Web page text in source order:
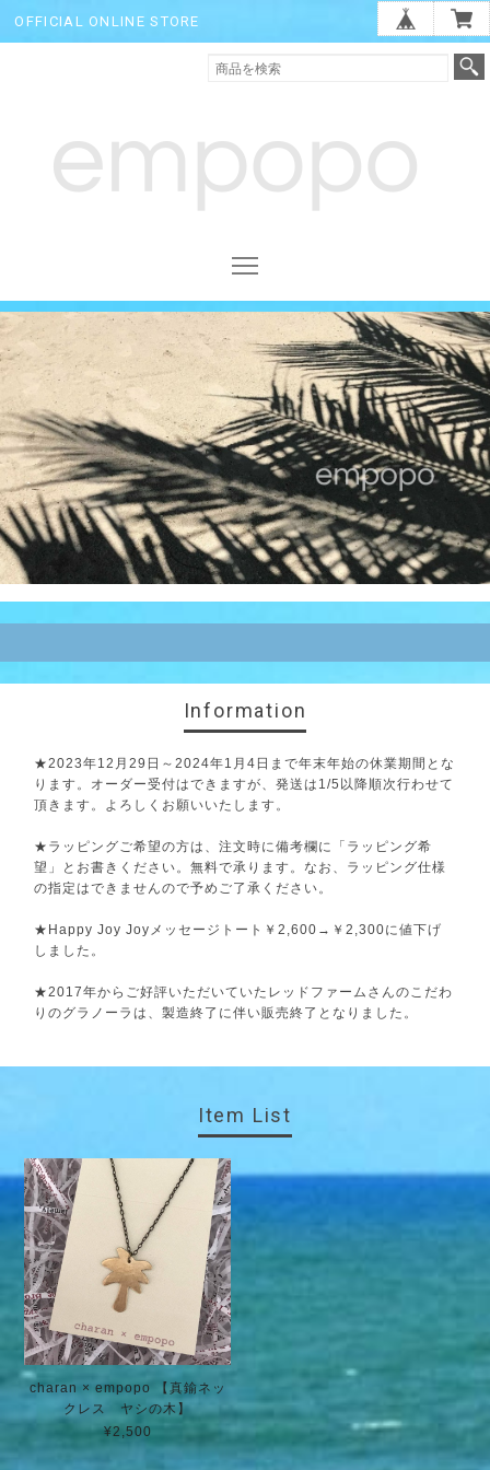
OFFICIAL ONLINE STORE
Information
★2023年12月29日～2024年1月4日まで年末年始の休業期間とな
ります。オーダー受付はできますが、発送は1/5以降順次行わせて
頂きます。よろしくお願いいたします。
★ラッピングご希望の方は、注文時に備考欄に「ラッピング希
望」とお書きください。無料で承ります。なお、ラッピング仕様
の指定はできませんので予めご了承ください。
★Happy Joy Joyメッセージトート￥2,600→￥2,300に値下げ
しました。
★2017年からご好評いただいていたレッドファームさんのこだわ
りのグラノーラは、製造終了に伴い販売終了となりました。
Item List
charan × empopo 【真鍮ネッ
クレス ヤシの木】
¥2,500